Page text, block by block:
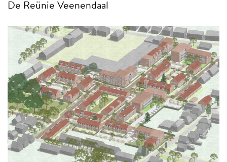
De Reünie Veenendaal